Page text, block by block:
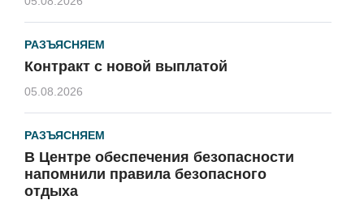
РАЗЪЯСНЯЕМ
Контракт с новой выплатой
05.08.2026
РАЗЪЯСНЯЕМ
В Центре обеспечения безопасности
напомнили правила безопасного
отдыха